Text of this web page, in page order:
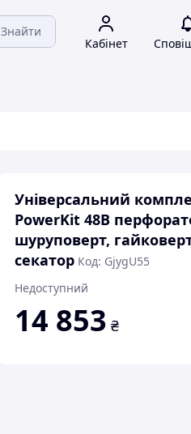
Знайти
Кабінет
Універсальний
PowerKit 48В
шуруповерт,
секатор Код: GjygU55
Недоступний
14 853 ₴